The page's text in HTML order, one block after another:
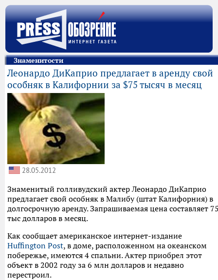
Знаменитости
Леонардо ДиКаприо предлагает в аренду свой
особняк в Калифорнии за $75 тысяч в месяц
28.05.2012
Знаменитый голливудский актер Леонардо ДиКаприо
предлагает свой особняк в Малибу (штат Калифорния) в
долгосрочную аренду. Запрашиваемая цена составляет
тыс долларов в месяц.
Как сообщает американское интернет-издание
Huffington Post‎, в доме, расположенном на океанском
побережье, имеются 4 спальни. Актер приобрел этот
объект в 2002 году за 6 млн долларов и недавно
перестроил.